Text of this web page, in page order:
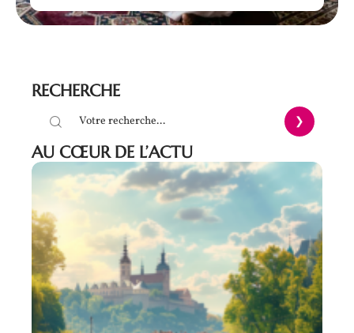
RECHERCHE
AU CŒUR DE L’ACTU